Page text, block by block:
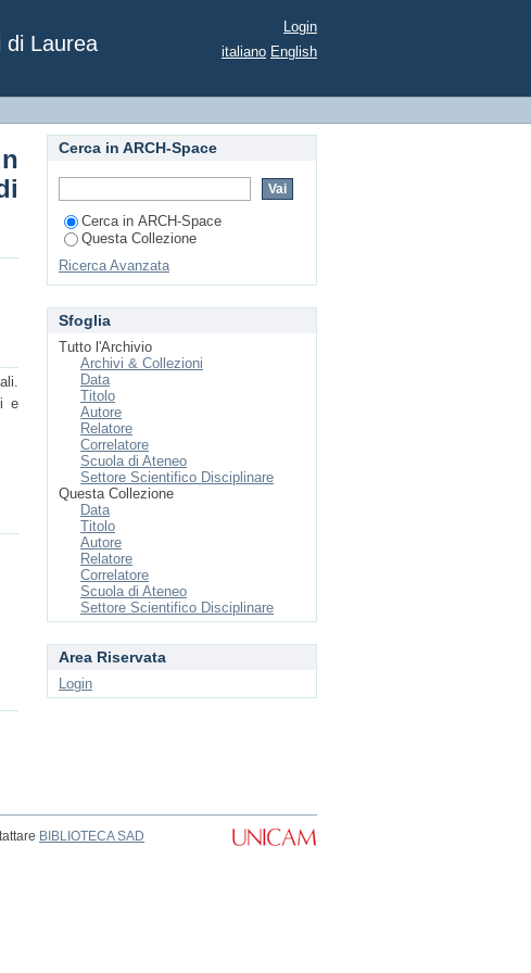
di Laurea
industriale per la
Login
italiano English
e
Cerca in ARCH-Space
Cerca in ARCH-Space
Questa Collezione
Ricerca Avanzata
Sfoglia
Tutto l'Archivio
Archivi & Collezioni
Data
Titolo
Autore
Relatore
Correlatore
Scuola di Ateneo
Settore Scientifico Disciplinare
Questa Collezione
Data
Titolo
Autore
Relatore
Correlatore
Scuola di Ateneo
Settore Scientifico Disciplinare
Area Riservata
Login
BIBLIOTECA SAD